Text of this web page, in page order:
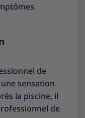
de
sensation
la piscine, il
de